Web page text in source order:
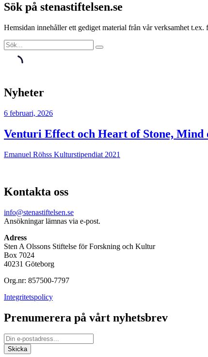
Sök på stenastiftelsen.se
Hemsidan innehåller ett gediget material från vår verksamhet t.ex.
Nyheter
6 februari, 2026
Venturi Effect och Heart of Stone, Mind
Emanuel Röhss Kulturstipendiat 2021
Kontakta oss
info@stenastiftelsen.se
Ansökningar lämnas via e-post.
Adress
Sten A Olssons Stiftelse för Forskning och Kultur
Box 7024
40231 Göteborg
Org.nr: 857500-7797
Integritetspolicy
Prenumerera på vårt nyhetsbrev